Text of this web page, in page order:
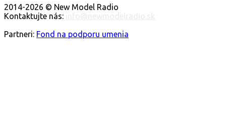
2014-2026 © New Model Radio
Kontaktujte nás:
Partneri: Fond na podporu umenia